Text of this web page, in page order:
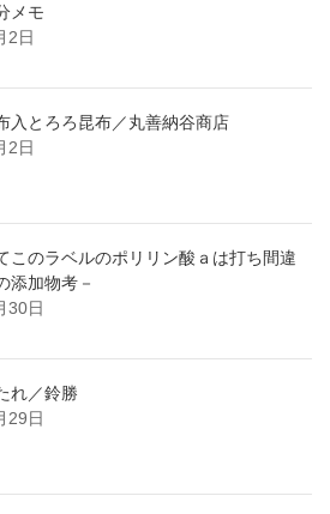
メモ
2日
入とろろ昆布／丸善納谷商店
2日
このラベルのポリリン酸ａは打ち間違
添加物考－
30日
れ／鈴勝
29日